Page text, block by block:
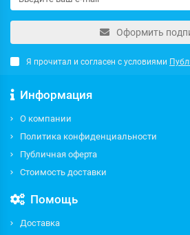
Оформить
Я прочитал и согласен с условиями
Информация
О компании
Политика конфиденциальности
Публичная оферта
Стоимость доставки
Помощь
Доставка